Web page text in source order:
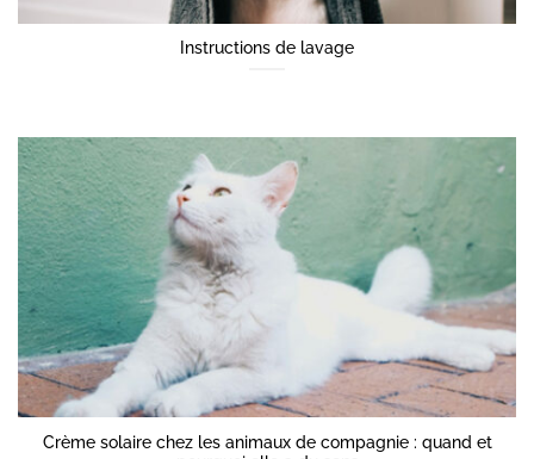
Instructions de lavage
Crème solaire chez les animaux de compagnie : quand et